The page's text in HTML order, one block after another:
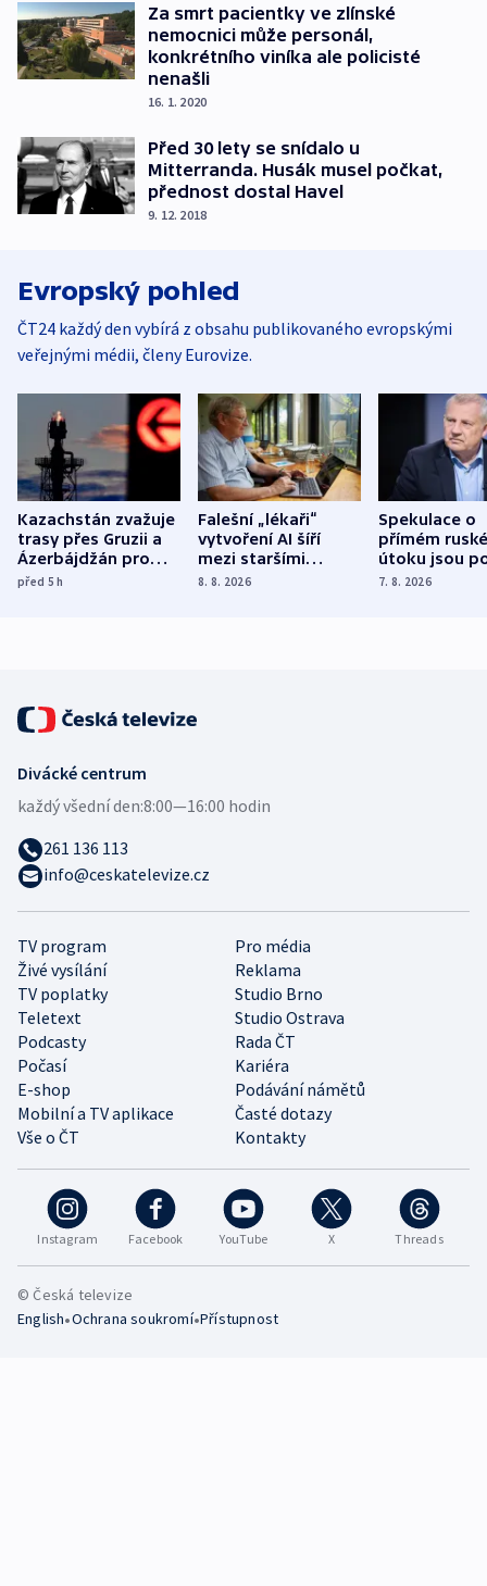
Za smrt pacientky ve zlínské
nemocnici může personál,
konkrétního viníka ale policisté
nenašli
16. 1. 2020
Před 30 lety se snídalo u
Mitterranda. Husák musel počkat,
přednost dostal Havel
9. 12. 2018
Evropský pohled
ČT24 každý den vybírá z obsahu publikovaného evropskými
veřejnými médii, členy Eurovize.
Kazachstán zvažuje
trasy přes Gruzii a
Ázerbájdžán pro
vývoz ropy do
před 5h
Falešní „lékaři“
vytvoření AI šíří
mezi staršími
Poláky nebezpečné
8. 8. 2026
Spekulace o
přímém
útoku jsou
míní
7. 8. 2026
Instagram Facebook YouTube X Threads
TV program
Pro média
Živé vysílání
Reklama
TV poplatky
Studio Brno
Teletext
Studio Ostrava
Podcasty
Rada ČT
Počasí
Kariéra
E-shop
Podávání námětů
Mobilní a TV aplikace
Časté dotazy
Vše o ČT
Kontakty
Divácké centrum
každý všední den:8:00—16:00 hodin
261 136 113
info@ceskatelevize.cz
© Česká televize
English•Ochrana soukromí•Přístupnost